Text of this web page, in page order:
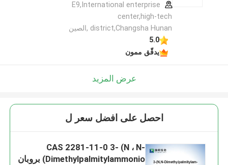
E9,International enterprise
center,high-tech
district,Changsha Hunan ,الصين
5.0
يدقّق ممون
عرض المزيد
احصل على افضل سعر ل
CAS 2281-11-0 3- (N ، N-
Dimethylpalmitylammonio) بروبان